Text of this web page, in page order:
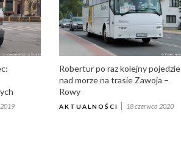
Robertur po raz kolejny pojedzie
nad morze na trasie Zawoja –
Rowy
AKTUALNOŚCI 18 czerwca 2020